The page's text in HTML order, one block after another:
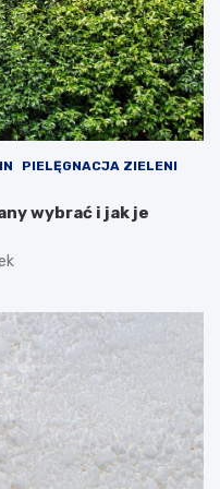
PIELĘGNACJA ZIELENI
wybrać i jak je